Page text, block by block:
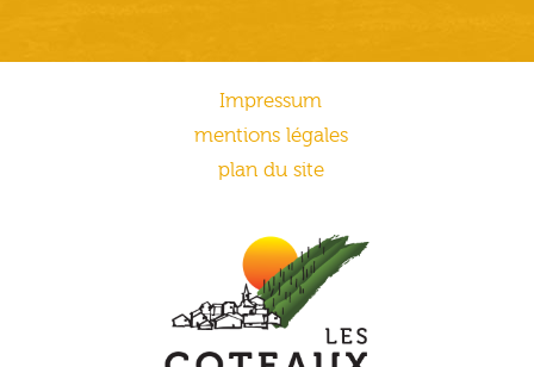
Impressum
mentions légales
plan du site